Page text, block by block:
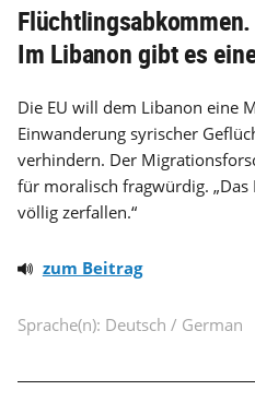
Im Libanon gibt es
Die EU will dem Libanon eine
Einwanderung syrischer
verhindern. Der
für moralisch fragwürdig.
völlig zerfallen.“
zum Beitrag
Sprache(n): Deutsch / German